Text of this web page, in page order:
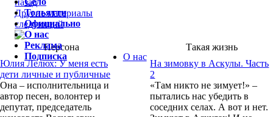
назад
Другие материалы
следующий
Персона
Юлия Лелюх: У меня есть
дети личные и публичные
Она – исполнительница и
автор песен, волонтер и
депутат, председатель
Такая жизнь
На зимовку в Аскулы. Часть
2
«Там никто не зимует!» –
пытались нас убедить в
соседних селах. А вот и нет.
О нас
Тольятти
Официально
О нас
Реклама
Подписка